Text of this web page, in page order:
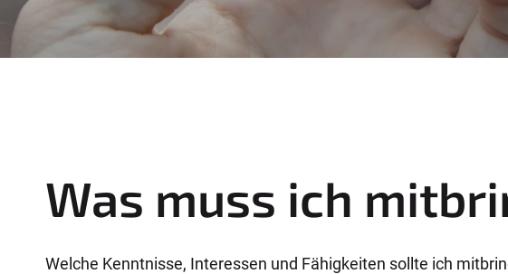
Was muss ich
Welche Kenntnisse, Interessen und Fähigkeiten sollte ich